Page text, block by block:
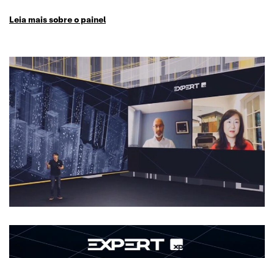
Leia mais sobre o painel